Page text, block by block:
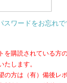
スワードをお忘れで
を購読されている方
たします。
の方は（有）備後レ